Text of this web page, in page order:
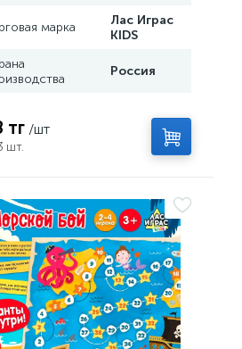
марка
Лас Играс
KIDS
Россия
тг /шт
шт.